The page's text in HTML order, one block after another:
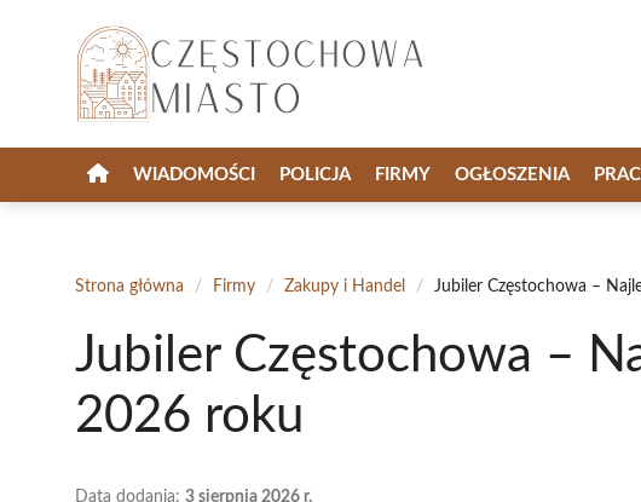
WIADOMOŚCI POLICJA FIRMY OGŁOSZENIA
Strona główna / Firmy / Zakupy i Handel / Jubiler Częstochowa –
Jubiler Częstochowa –
2026 roku
Data dodania: 3 sierpnia 2026 r.